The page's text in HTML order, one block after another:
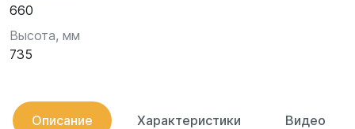
660
Высота, мм
735
Описание Характеристики Видео